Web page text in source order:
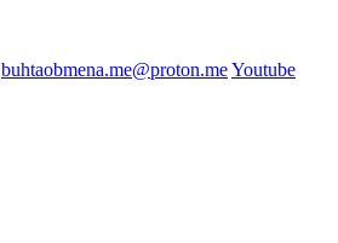
buhtaobmena.me@proton.meYoutube